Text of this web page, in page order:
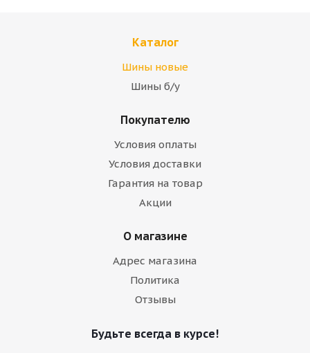
Каталог
Шины новые
Шины б/у
Покупателю
Условия оплаты
Условия доставки
Гарантия на товар
Акции
О магазине
Адрес магазина
Политика
Отзывы
Будьте всегда в курсе!